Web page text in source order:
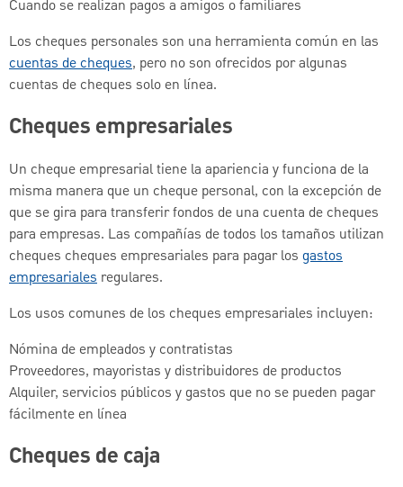
Cuando se realizan pagos a amigos o familiares
Los cheques personales son una herramienta común en las
cuentas de cheques, pero no son ofrecidos por algunas
cuentas de cheques solo en línea.
Cheques empresariales
Un cheque empresarial tiene la apariencia y funciona de la
misma manera que un cheque personal, con la excepción de
que se gira para transferir fondos de una cuenta de cheques
para empresas. Las compañías de todos los tamaños utilizan
cheques cheques empresariales para pagar los gastos
empresariales regulares.
Los usos comunes de los cheques empresariales incluyen:
Nómina de empleados y contratistas
Proveedores, mayoristas y distribuidores de productos
Alquiler, servicios públicos y gastos que no se pueden pagar
fácilmente en línea
Cheques de caja